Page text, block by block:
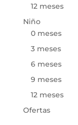
12 meses
Niño
0 meses
3 meses
6 meses
9 meses
12 meses
Ofertas